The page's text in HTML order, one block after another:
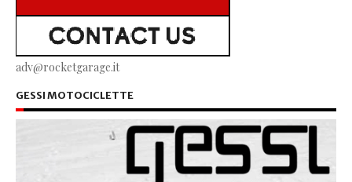
adv@rocketgarage.it
GESSI MOTOCICLETTE